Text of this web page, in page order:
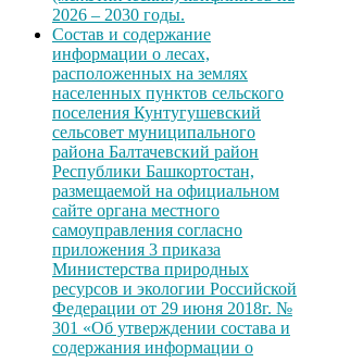
2026 – 2030 годы.
Состав и содержание
информации о лесах,
расположенных на землях
населенных пунктов сельского
поселения Кунтугушевский
сельсовет муниципального
района Балтачевский район
Республики Башкортостан,
размещаемой на официальном
сайте органа местного
самоуправления согласно
приложения 3 приказа
Министерства природных
ресурсов и экологии Российской
Федерации от 29 июня 2018г. №
301 «Об утверждении состава и
содержания информации о